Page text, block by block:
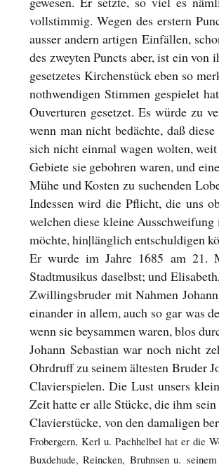
vollstimmig. Wegen des erstern
ausser andern artigen Einfällen,
des zweyten Puncts aber, ist ein
gesetzetes Kirchenstück eben so
nothwendigen Stimmen gespielet
Ouverturen gesetzet. Es würde zu
wenn man nicht bedächte, daß
sich nicht einmal wagen wolten,
Gebiete sie gebohren waren, und
Mühe und Kosten zu suchenden
Indessen wird die Pflicht, die uns
welchen diese kleine
möchte, hin|länglich entschuldigen
Er wurde im Jahre 1685 am 21.
Stadtmusikus daselbst; und
Zwillingsbruder mit Nahmen
einander in allem, auch so gar was
wenn sie beysammen waren, blos
Johann Sebastian war noch nicht
Ohrdruff zu seinem ältesten Bruder
Clavierspielen. Die Lust unsers
Zeit hatte er alle Stücke, die ihm
Clavierstücke, von den damaligen
Frobergern, Kerl u. Pachhelbel hat er die
Buxdehude, Reincken, Bruhnsen u.